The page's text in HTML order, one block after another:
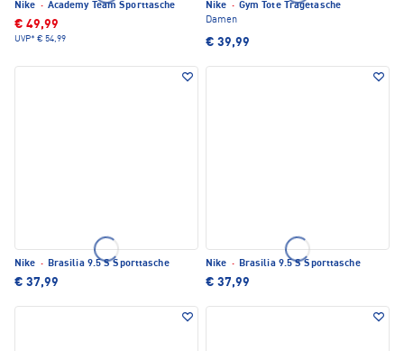
Nike · Academy Team Sporttasche
€ 49,99
UVP* € 54,99
Nike · Gym Tote Tragetasche
Damen
€ 39,99
Nike · Brasilia 9.5 S Sporttasche
€ 37,99
Nike · Brasilia 9.5 S Sporttasche
€ 37,99